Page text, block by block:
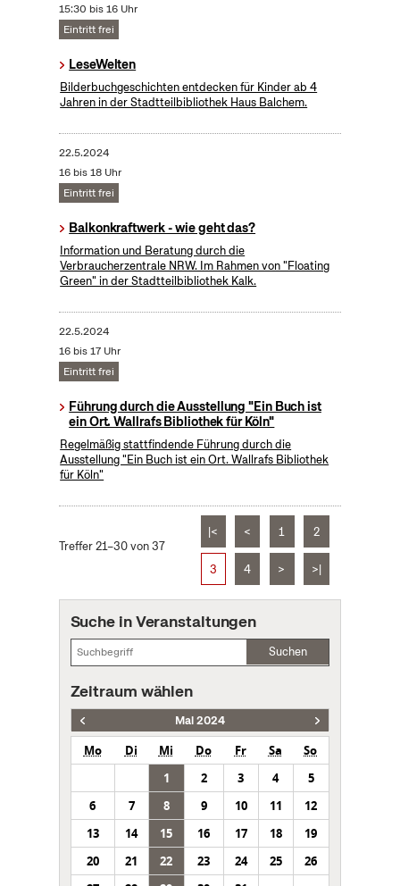
15:30 bis 16 Uhr
Eintritt frei
LeseWelten
Bilderbuchgeschichten entdecken für Kinder ab 4
Jahren in der Stadtteilbibliothek Haus Balchem.
22.5.2024
16 bis 18 Uhr
Eintritt frei
Balkonkraftwerk - wie geht das?
Information und Beratung durch die
Verbraucherzentrale NRW. Im Rahmen von "Floating
Green" in der Stadtteilbibliothek Kalk.
22.5.2024
16 bis 17 Uhr
Eintritt frei
Führung durch die Ausstellung "Ein Buch ist
ein Ort. Wallrafs Bibliothek für Köln"
Regelmäßig stattfindende Führung durch die
Ausstellung "Ein Buch ist ein Ort. Wallrafs Bibliothek
für Köln"
Treffer 21–30 von 37
|< < 1 2
3 4 > >|
Suche in Veranstaltungen
Suchen
Zeitraum wählen
Mai 2024
Mo Di Mi Do Fr Sa
So
1
2 3 4
5
6
7 8 9 10 11
12
13
14 15 16 17 18
19
20
21 22 23 24 25
26